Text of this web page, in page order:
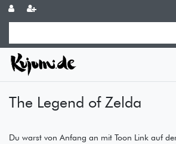
The Legend of Zelda
Du warst von Anfang an mit Toon Link auf